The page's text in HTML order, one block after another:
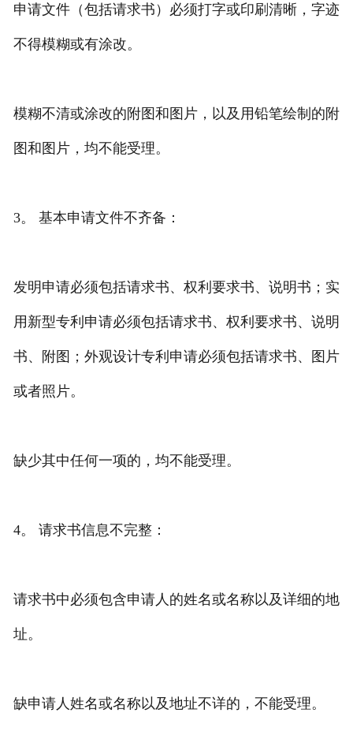
申请文件（包括请求书）必须打字或印刷清晰，字迹
不得模糊或有涂改。
模糊不清或涂改的附图和图片，以及用铅笔绘制的附
图和图片，均不能受理。
3。 基本申请文件不齐备：
发明申请必须包括请求书、权利要求书、说明书；实
用新型专利申请必须包括请求书、权利要求书、说明
书、附图；外观设计专利申请必须包括请求书、图片
或者照片。
缺少其中任何一项的，均不能受理。
4。 请求书信息不完整：
请求书中必须包含申请人的姓名或名称以及详细的地
址。
缺申请人姓名或名称以及地址不详的，不能受理。